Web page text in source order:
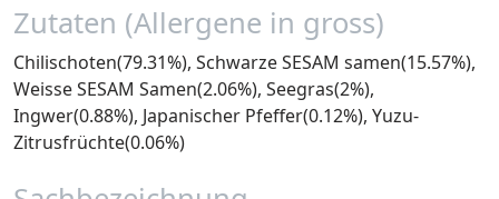
Zutaten (Allergene in gross)
Chilischoten(79.31%), Schwarze SESAM samen(15.57%),
Weisse SESAM Samen(2.06%), Seegras(2%),
Ingwer(0.88%), Japanischer Pfeffer(0.12%), Yuzu-
Zitrusfrüchte(0.06%)